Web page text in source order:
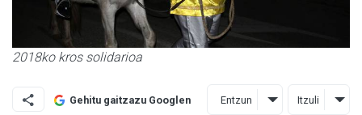
2018ko kros solidarioa
Gehitu gaitzazu Googlen Entzun Itzuli